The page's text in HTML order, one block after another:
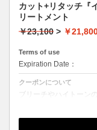
カット+リタッチ『
リートメント
￥23,100 > ￥
Terms of use
Expiration Date：
クーポンについて
ブリーチやハイトーン
女も夢中！全ての世代